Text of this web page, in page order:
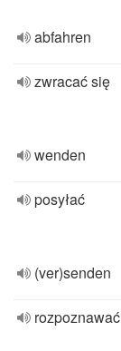
abfahren
zwracać się
wenden
posyłać
(ver)senden
rozpoznawać